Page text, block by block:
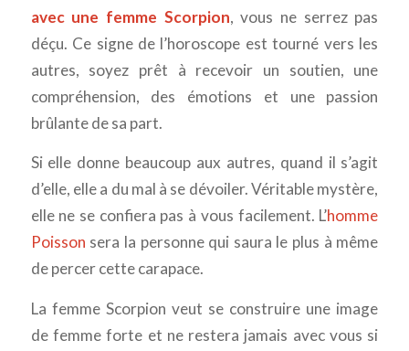
avec une femme Scorpion, vous ne serrez pas
déçu. Ce signe de l’horoscope est tourné vers les
autres, soyez prêt à recevoir un soutien, une
compréhension, des émotions et une passion
brûlante de sa part.
Si elle donne beaucoup aux autres, quand il s’agit
d’elle, elle a du mal à se dévoiler. Véritable mystère,
elle ne se confiera pas à vous facilement. L’homme
Poisson sera la personne qui saura le plus à même
de percer cette carapace.
La femme Scorpion veut se construire une image
de femme forte et ne restera jamais avec vous si